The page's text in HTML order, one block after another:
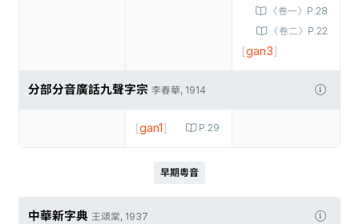
〈卷一〉P.28
〈卷二〉P.22
[gan3]
分部分音廣話九聲字宗 李春華, 1914
P.29
[gan1]
早期粵音
中華新字典 王頌棠, 1937